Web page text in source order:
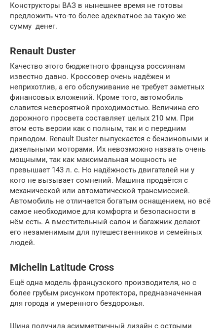
Конструкторы ВАЗ в нынешнее время не готовы
предложить что-то более адекватное за такую же
сумму денег.
Renault Duster
Качество этого бюджетного француза россиянам
известно давно. Кроссовер очень надёжен и
неприхотлив, а его обслуживание не требует заметных
финансовых вложений. Кроме того, автомобиль
славится невероятной проходимостью. Величина его
дорожного просвета составляет целых 210 мм. При
этом есть версии как с полным, так и с передним
приводом. Renault Duster выпускается с бензиновыми и
дизельными моторами. Их невозможно назвать очень
мощными, так как максимальная мощность не
превышает 143 л. с. Но надёжность двигателей ни у
кого не вызывает сомнений. Машина продаётся с
механической или автоматической трансмиссией.
Автомобиль не отличается богатым оснащением, но всё
самое необходимое для комфорта и безопасности в
нём есть. А вместительный салон и багажник делают
его незаменимым для путешественников и семейных
людей.
Michelin Latitude Cross
Ещё одна модель французского производителя, но с
более грубым рисунком протектора, предназначенная
для города и умеренного бездорожья.
Шина получила асимметричный дизайн с острыми